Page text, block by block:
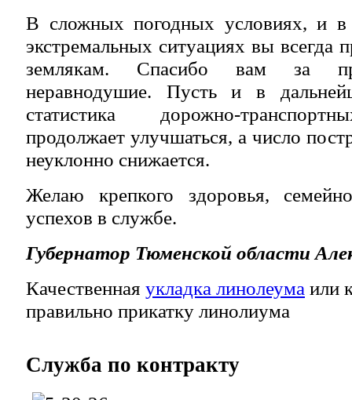
В сложных погодных условиях, и
экстремальных ситуациях вы всегда
землякам. Спасибо вам за
неравнодушие. Пусть и в
статистика дорожно-
продолжает улучшаться, а число
неуклонно снижается.
Желаю крепкого здоровья,
успехов в службе.
Губернатор Тюменской области
Качественная укладка линолеума или
правильно прикатку линолиума
Служба по контракту